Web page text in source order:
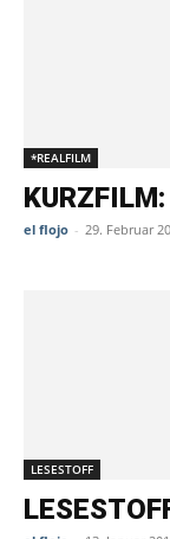
*REALFILM
el flojo - 29. Februar
LESESTOFF